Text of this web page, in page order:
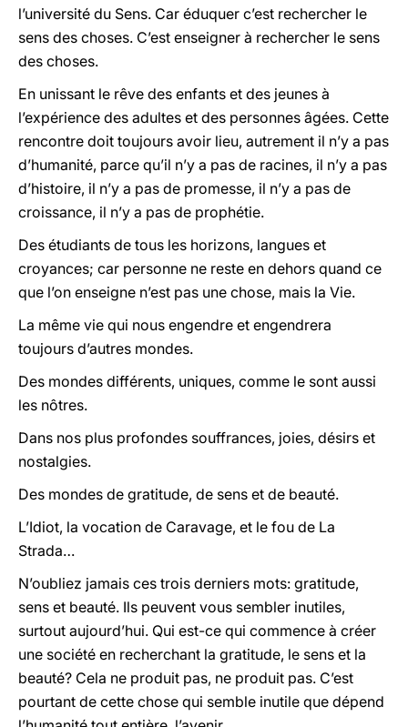
l’université du Sens. Car éduquer c’est rechercher le
sens des choses. C’est enseigner à rechercher le sens
des choses.
En unissant le rêve des enfants et des jeunes à
l’expérience des adultes et des personnes âgées. Cette
rencontre doit toujours avoir lieu, autrement il n’y a pas
d’humanité, parce qu’il n’y a pas de racines, il n’y a pas
d’histoire, il n’y a pas de promesse, il n’y a pas de
croissance, il n’y a pas de prophétie.
Des étudiants de tous les horizons, langues et
croyances; car personne ne reste en dehors quand ce
que l’on enseigne n’est pas une chose, mais la Vie.
La même vie qui nous engendre et engendrera
toujours d’autres mondes.
Des mondes différents, uniques, comme le sont aussi
les nôtres.
Dans nos plus profondes souffrances, joies, désirs et
nostalgies.
Des mondes de gratitude, de sens et de beauté.
L’Idiot, la vocation de Caravage, et le fou de La
Strada…
N’oubliez jamais ces trois derniers mots: gratitude,
sens et beauté. Ils peuvent vous sembler inutiles,
surtout aujourd’hui. Qui est-ce qui commence à créer
une société en recherchant la gratitude, le sens et la
beauté? Cela ne produit pas, ne produit pas. C’est
pourtant de cette chose qui semble inutile que dépend